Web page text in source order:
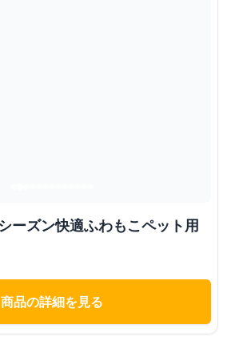
ーズン快適ふわもこペット用
商品の詳細を見る